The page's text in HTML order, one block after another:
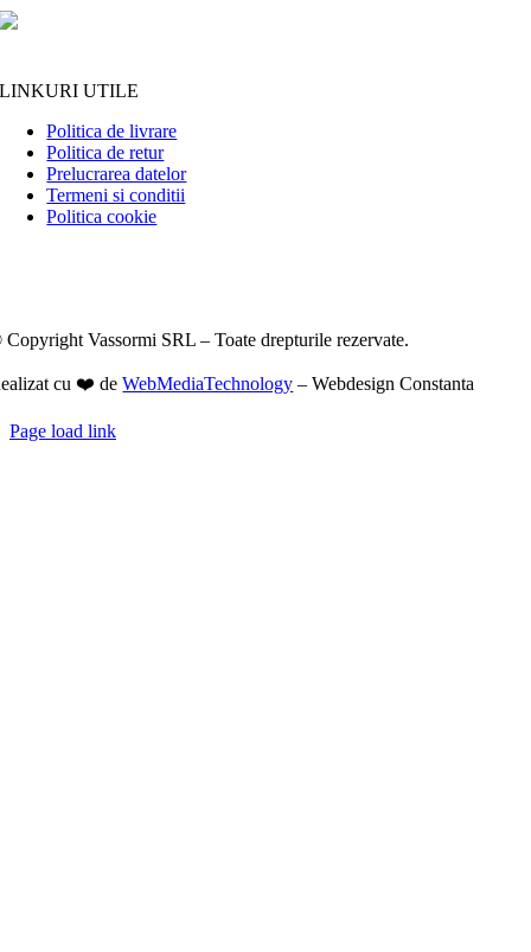
LINKURI UTILE
Politica de livrare
Politica de retur
Prelucrarea datelor
Termeni si conditii
Politica cookie
Vassormi SRL – Toate drepturile rezervate.
cu ❤️ deWebMediaTechnology – Webdesign Constanta
Page load link